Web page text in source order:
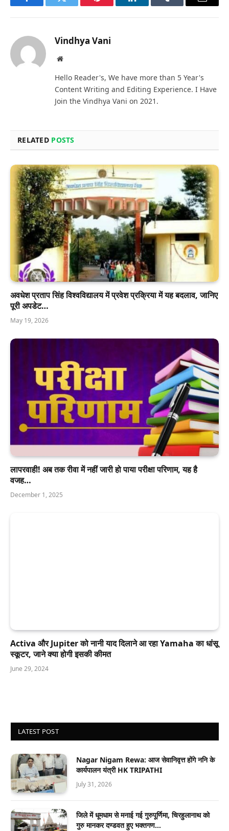
FacebookTwitter Pinterest LinkedInTumblr Email
Vindhya Vani
Website
Hello Reader's, We have more than 5 Year's
Content Writing and Editing Experience. I Have
Join the Vindhya Vani on 2021.
RELATED POSTS
अवधेश प्रताप सिंह विश्वविद्यालय में प्रवेश प्रक्रिया में यह बदलाव, जानिए
पूरी अपडेट…
May 19, 2026
लापरवाही! अब तक रीवा में नहीं जारी हो पाया परीक्षा परिणाम, यह है
वजह…
December 1, 2025
Activa और Jupiter को नानी याद दिलाने आ रहा Yamaha का धांसू
स्कूटर, जाने क्या होगी इसकी कीमत
June 29, 2024
LATEST POST
Nagar Nigam Rewa: आज सेवानिवृत्त होंगे ननि के
कार्यपालन यंत्री HK TRIPATHI
July 31, 2026
जिले में धूमधाम से मनाई गई गुरुपूर्णिमा, चिरहुलानाथ को
गुरु मानकर दण्डवत हुए भक्तगण…